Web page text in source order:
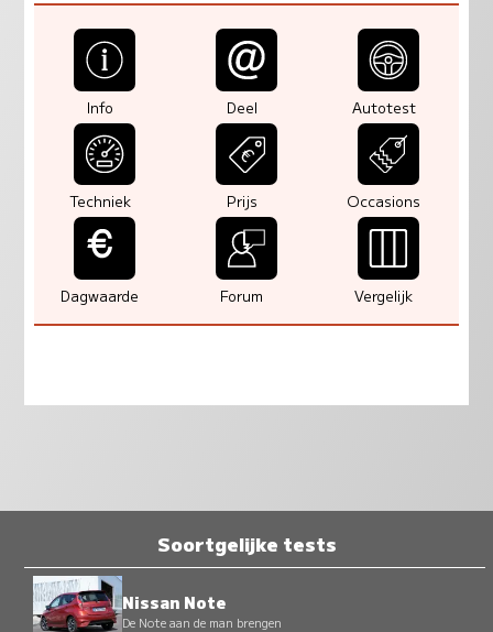
Info Deel Autotest
Techniek Prijs Occasions
Dagwaarde Forum Vergelijk
Soortgelijke tests
Nissan Note
De Note aan de man brengen